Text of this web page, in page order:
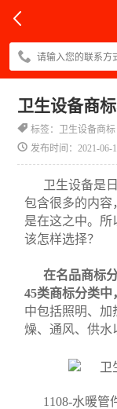
卫生设备商
标签：卫生设备商
发布时间：2021-06-
卫生设备是
包含很多的内容
是在这之中。所
该怎样选择？
在名品商标
45类商标分类中
中包括照明、加
燥、通风、供水
1108-水暖管